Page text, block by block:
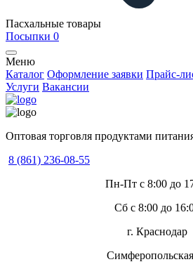
Пасхальные товары
Посыпки 0
Меню
Каталог Оформление заявки Прайс-
Услуги Вакансии
Оптовая торговля продуктами
8 (861) 236-08-55
Пн-Пт с 8:00 до
Сб с 8:00 до
г. Краснодар